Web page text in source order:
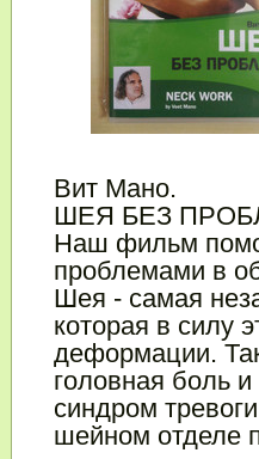
Вит Мано.
ШЕЯ БЕЗ
Наш фильм
проблемами в
Шея - самая
которая в силу
деформации.
головная боль
синдром
шейном отделе